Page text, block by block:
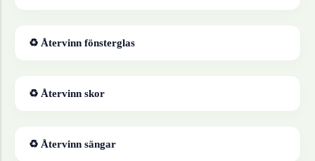
♻ Återvinn fönsterglas
♻ Återvinn skor
♻ Återvinn sängar